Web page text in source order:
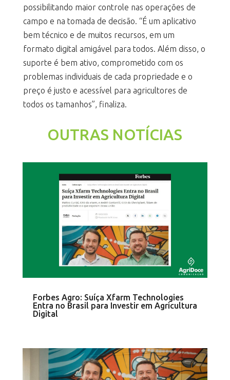
possibilitando maior controle nas operações de
campo e na tomada de decisão. “É um aplicativo
bem técnico e de muitos recursos, em um
formato digital amigável para todos. Além disso, o
suporte é bem ativo, comprometido com os
problemas individuais de cada propriedade e o
preço é justo e acessível para agricultores de
todos os tamanhos”, finaliza.
OUTRAS NOTÍCIAS
Forbes Agro: Suíça Xfarm Technologies
Entra no Brasil para Investir em Agricultura
Digital